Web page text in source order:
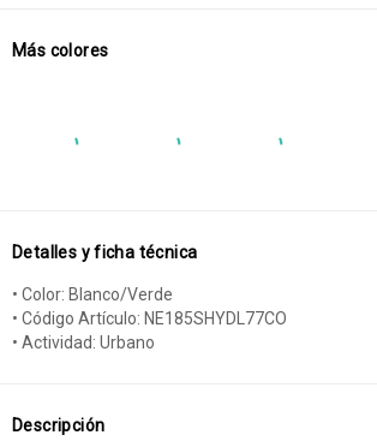
Más colores
Detalles y ficha técnica
• Color: Blanco/Verde
• Código Artículo: NE185SHYDL77CO
• Actividad: Urbano
Descripción